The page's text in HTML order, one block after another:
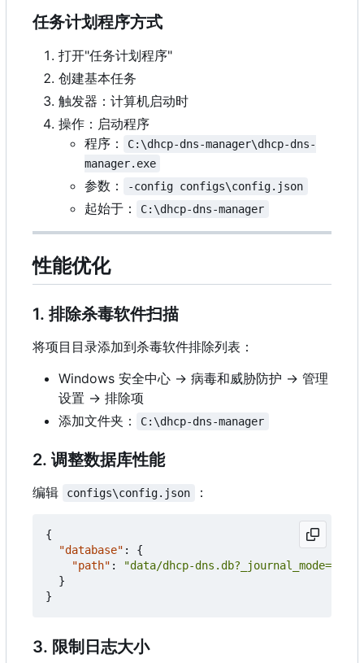
任务计划程序方式
打开"任务计划程序"
创建基本任务
触发器：计算机启动时
操作：启动程序
程序：
C:\dhcp-dns-manager\dhcp-dns-
manager.exe
参数： -config configs\config.json
起始于： C:\dhcp-dns-manager
性能优化
1. 排除杀毒软件扫描
将项目目录添加到杀毒软件排除列表：
Windows 安全中心 → 病毒和威胁防护 → 管理
设置 → 排除项
添加文件夹：
C:\dhcp-dns-manager
2. 调整数据库性能
编辑 configs\config.json ：
{
"database" :
{
"path" :
"data/dhcp-
}
}
3. 限制日志大小